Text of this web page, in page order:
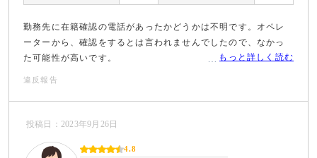
勤務先に在籍確認の電話があったかどうかは不明です。オペレ
ーターから、確認をするとは言われませんでしたので、なかっ
た可能性が高いです。
もっと詳しく読む
違反報告
投稿日：2023年9月26日
4.8